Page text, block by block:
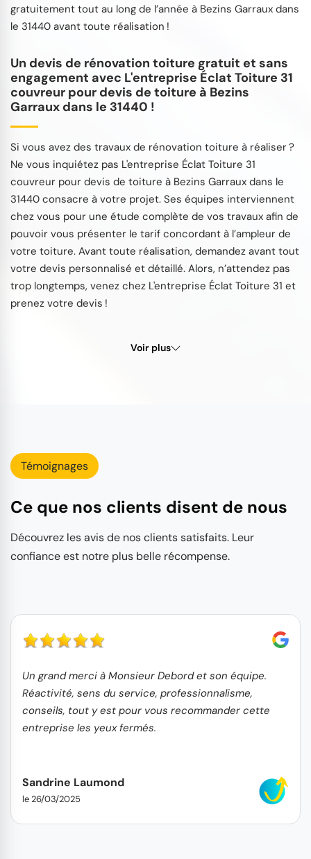
gratuitement tout au long de l’année à Bezins Garraux dans
le 31440 avant toute réalisation !
Un devis de rénovation toiture gratuit et sans
engagement avec L'entreprise Éclat Toiture 31
couvreur pour devis de toiture à Bezins
Garraux dans le 31440 !
Si vous avez des travaux de rénovation toiture à réaliser ?
Ne vous inquiétez pas L'entreprise Éclat Toiture 31
couvreur pour devis de toiture à Bezins Garraux dans le
31440 consacre à votre projet. Ses équipes interviennent
chez vous pour une étude complète de vos travaux afin de
pouvoir vous présenter le tarif concordant à l’ampleur de
votre toiture. Avant toute réalisation, demandez avant tout
votre devis personnalisé et détaillé. Alors, n’attendez pas
trop longtemps, venez chez L'entreprise Éclat Toiture 31 et
prenez votre devis !
Voir plus
Témoignages
Ce que nos clients disent de nous
Découvrez les avis de nos clients satisfaits. Leur
confiance est notre plus belle récompense.
Un grand merci à Monsieur Debord et son équipe.
Réactivité, sens du service, professionnalisme,
conseils, tout y est pour vous recommander cette
entreprise les yeux fermés.
Sandrine Laumond
le 26/03/2025